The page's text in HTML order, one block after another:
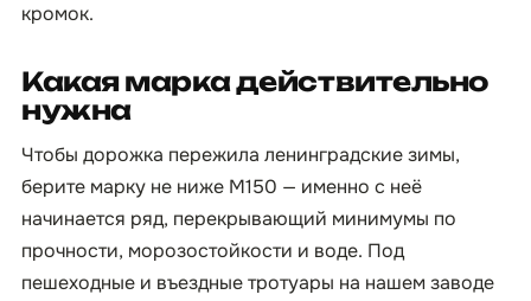
кромок.
Какая марка действительно
нужна
Чтобы дорожка пережила ленинградские зимы,
берите марку не ниже М150 — именно с неё
начинается ряд, перекрывающий минимумы по
прочности, морозостойкости и воде. Под
пешеходные и въездные тротуары на нашем заводе